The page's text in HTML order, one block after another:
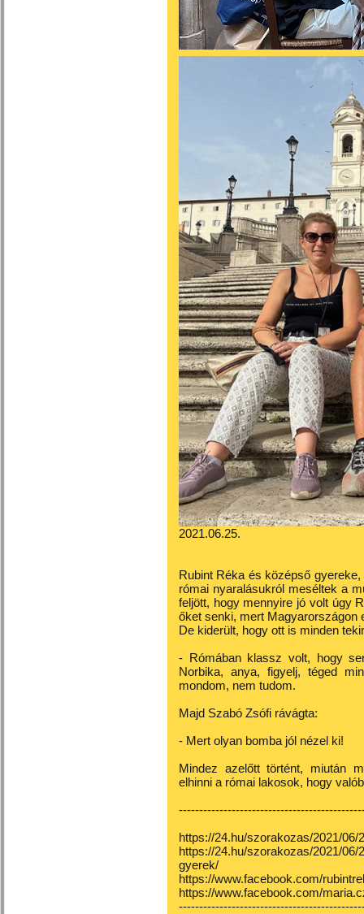
2021.06.25.
Rubint Réka és középső
római nyaralásukról meséltek a
feljött, hogy mennyire jó volt úgy
őket senki, mert Magyarországon
De kiderült, hogy ott is minden
- Rómában klassz volt, hogy
Norbika, anya, figyelj, téged
mondom, nem tudom.
Majd Szabó Zsófi rávágta:
- Mert olyan bomba jól nézel ki!
Mindez azelőtt történt, miután
elhinni a római lakosok, hogy
https://24.hu/szorakozas/2021/
https://24.hu/szorakozas/2021/
gyerek/
https://www.facebook.com/
https://www.facebook.com/